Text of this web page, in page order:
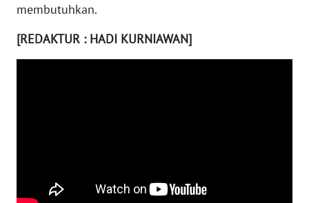
membutuhkan.
[REDAKTUR : HADI KURNIAWAN]
JATIM
KALTENG